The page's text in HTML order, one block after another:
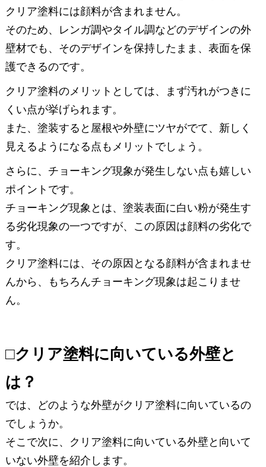
クリア塗料には顔料が含まれません。
そのため、レンガ調やタイル調などのデザインの外
壁材でも、そのデザインを保持したまま、表面を保
護できるのです。
クリア塗料のメリットとしては、まず汚れがつきに
くい点が挙げられます。
また、塗装すると屋根や外壁にツヤがでて、新しく
見えるようになる点もメリットでしょう。
さらに、チョーキング現象が発生しない点も嬉しい
ポイントです。
チョーキング現象とは、塗装表面に白い粉が発生す
る劣化現象の一つですが、この原因は顔料の劣化で
す。
クリア塗料には、その原因となる顔料が含まれませ
んから、もちろんチョーキング現象は起こりませ
ん。
□クリア塗料に向いている外壁と
は？
では、どのような外壁がクリア塗料に向いているの
でしょうか。
そこで次に、クリア塗料に向いている外壁と向いて
いない外壁を紹介します。